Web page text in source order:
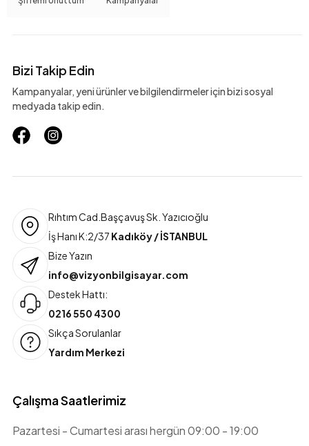
Bizi Takip Edin
Kampanyalar, yeni ürünler ve bilgilendirmeler için bizi sosyal
medyada takip edin.
Rıhtım Cad.Başçavuş Sk. Yazıcıoğlu
İş Hanı K:2/37 Kadıköy / İSTANBUL
Bize Yazın
info@vizyonbilgisayar.com
Destek Hattı:
0216 550 4300
Sıkça Sorulanlar
Yardım Merkezi
Çalışma Saatlerimiz
Pazartesi - Cumartesi arası hergün 09:00 - 19:00